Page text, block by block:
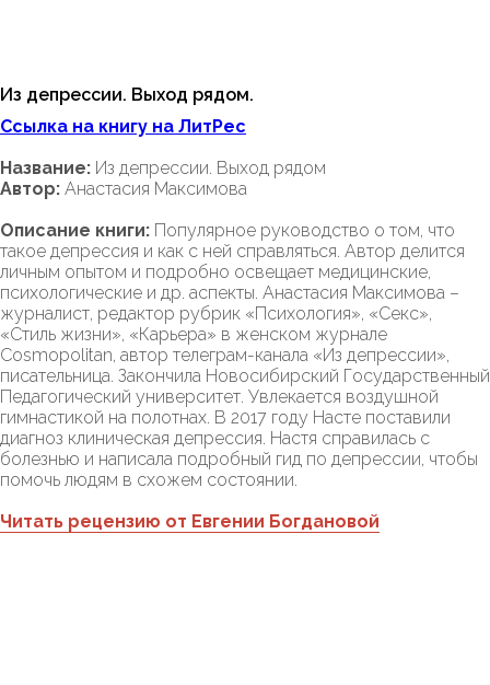
Из депрессии. Выход рядом.
Ссылка на книгу на ЛитРес
Название: Из депрессии. Выход рядом
Автор: Анастасия Максимова
Описание книги: Популярное руководство о том, что
такое депрессия и как с ней справляться. Автор делится
личным опытом и подробно освещает медицинские,
психологические и др. аспекты. Анастасия Максимова –
журналист, редактор рубрик «Психология», «Секс»,
«Стиль жизни», «Карьера» в женском журнале
Cosmopolitan, автор телеграм-канала «Из депрессии»,
писательница. Закончила Новосибирский Государственный
Педагогический университет. Увлекается воздушной
гимнастикой на полотнах. В 2017 году Насте поставили
диагноз клиническая депрессия. Настя справилась с
болезнью и написала подробный гид по депрессии, чтобы
помочь людям в схожем состоянии.
Читать рецензию от Евгении Богдановой